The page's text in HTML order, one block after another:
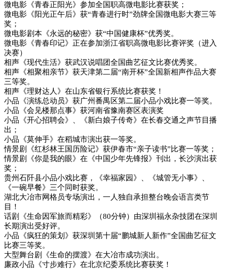
微电影《青春正阳光》参加全国职高微电影比赛获奖；
微电影《阳光正午后》获“青春进行时”劲牌全国微电影大赛三等
奖；
微电影剧本《永远的秘密》获“中国健康杯”优秀奖。
微电影《青春印记》正在参加浙江省职高微电影比赛评奖（进入
决赛）
相声《现代生活》获武汉说唱团全国曲艺征文比赛优秀奖。
相声《相聚相亲节》获天津第二届“南开杯”全国新相声作品大赛
三等奖。
相声《理财达人》在山东省银行系统比赛获奖！
小品《演练总动员》获广州番禺区第二届小品小戏比赛一等奖。
小品《会见楼那点事》获河南省豫南赛区表演奖
小品《开心招聘会》、《新白娘子传奇》在长春交通之声节目播
出；
小品《莫伸手》在稻城市演出获一等奖。
情景剧《红杉林王国历险记》获伊春市“亲子读书”比赛一等奖；
情景剧《你是我的眼》在《中国少年先锋报》刊出，长沙演出获
奖；
贵州石阡县小品小戏比赛，《幸福家园》、《城管无小事》、
《一碗早餐》三个同时获奖。
湖北大冶市网格员专场演出，一人独自承担整台晚会语言类节
目！
话剧《生命因军旅而精彩》（80分钟）由深圳福永杂技团在深圳
长期演出受好评。
小品《疯狂的策划》获深圳第十届“鹏城新人新作”全国曲艺征文
比赛三等奖。
大型舞台剧《生命的摆渡》在大冶市成功演出。
廉政小品《寸步难行》在北京纪委系统比赛获奖！